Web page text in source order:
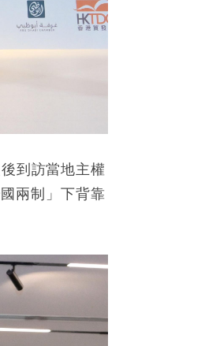
到訪當地主權
兩制」下背靠